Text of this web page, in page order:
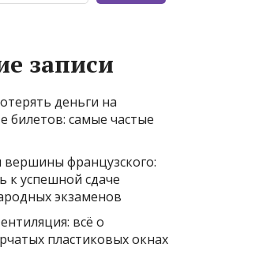
записи
деньги на
билетов: самые частые
вершины французского:
к успешной сдаче
экзаменов
всё о
пластиковых окнах